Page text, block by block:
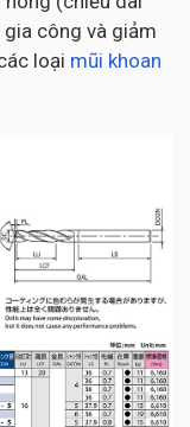
công và giảm
loại mũi khoan